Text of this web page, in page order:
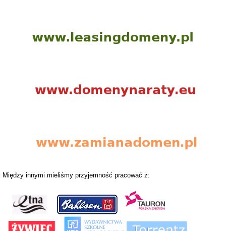
Między innymi mieliśmy przyjemność pracować z: